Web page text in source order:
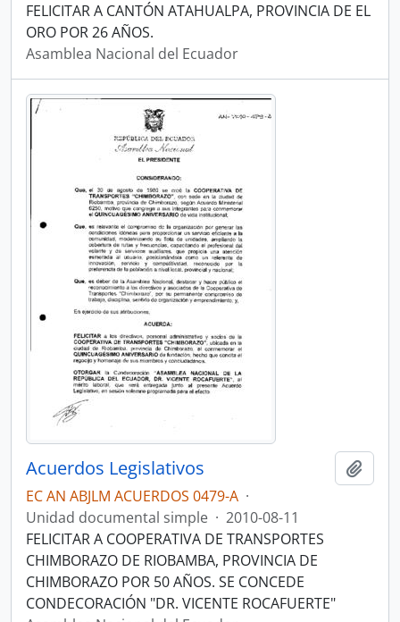
FELICITAR A CANTÓN ATAHUALPA, PROVINCIA DE EL
ORO POR 26 AÑOS.
Asamblea Nacional del Ecuador
Acuerdos Legislativos
EC AN ABJLM ACUERDOS 0479-A ·
Unidad documental simple · 2010-08-11
FELICITAR A COOPERATIVA DE TRANSPORTES
CHIMBORAZO DE RIOBAMBA, PROVINCIA DE
CHIMBORAZO POR 50 AÑOS. SE CONCEDE
CONDECORACIÓN "DR. VICENTE ROCAFUERTE"